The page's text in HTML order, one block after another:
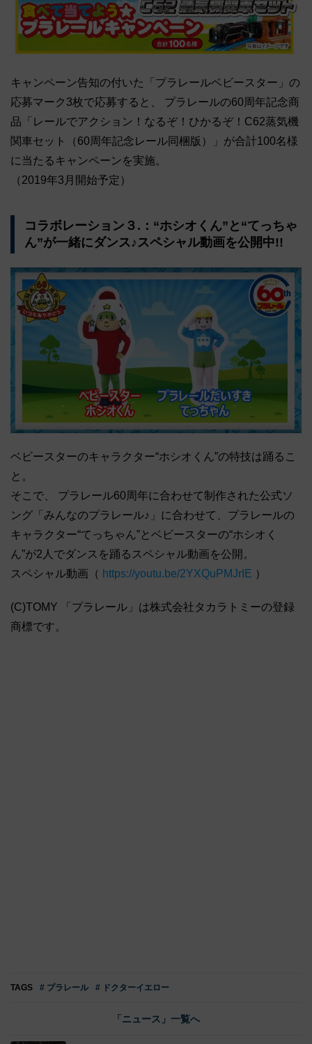
キャンペーン告知の付いた「プラレールベビースター」の
応募マーク3枚で応募すると、 プラレールの60周年記念商
品「レールでアクション！なるぞ！ひかるぞ！C62蒸気機
関車セット（60周年記念レール同梱版）」が合計100名様
に当たるキャンペーンを実施。
（2019年3月開始予定）
コラボレーション３.：“ホシオくん”と“てっちゃ
ん”が一緒にダンス♪スペシャル動画を公開中!!
ベビースターのキャラクター“ホシオくん”の特技は踊るこ
と。
そこで、 プラレール60周年に合わせて制作された公式ソ
ング「みんなのプラレール♪」に合わせて、プラレールの
キャラクター“てっちゃん”とベビースターの“ホシオく
ん”が2人でダンスを踊るスペシャル動画を公開。
スペシャル動画（ https://youtu.be/2YXQuPMJrIE ）
(C)TOMY 「プラレール」は株式会社タカラトミーの登録
商標です。
TAGS # プラレール # ドクターイエロー
「ニュース」一覧へ